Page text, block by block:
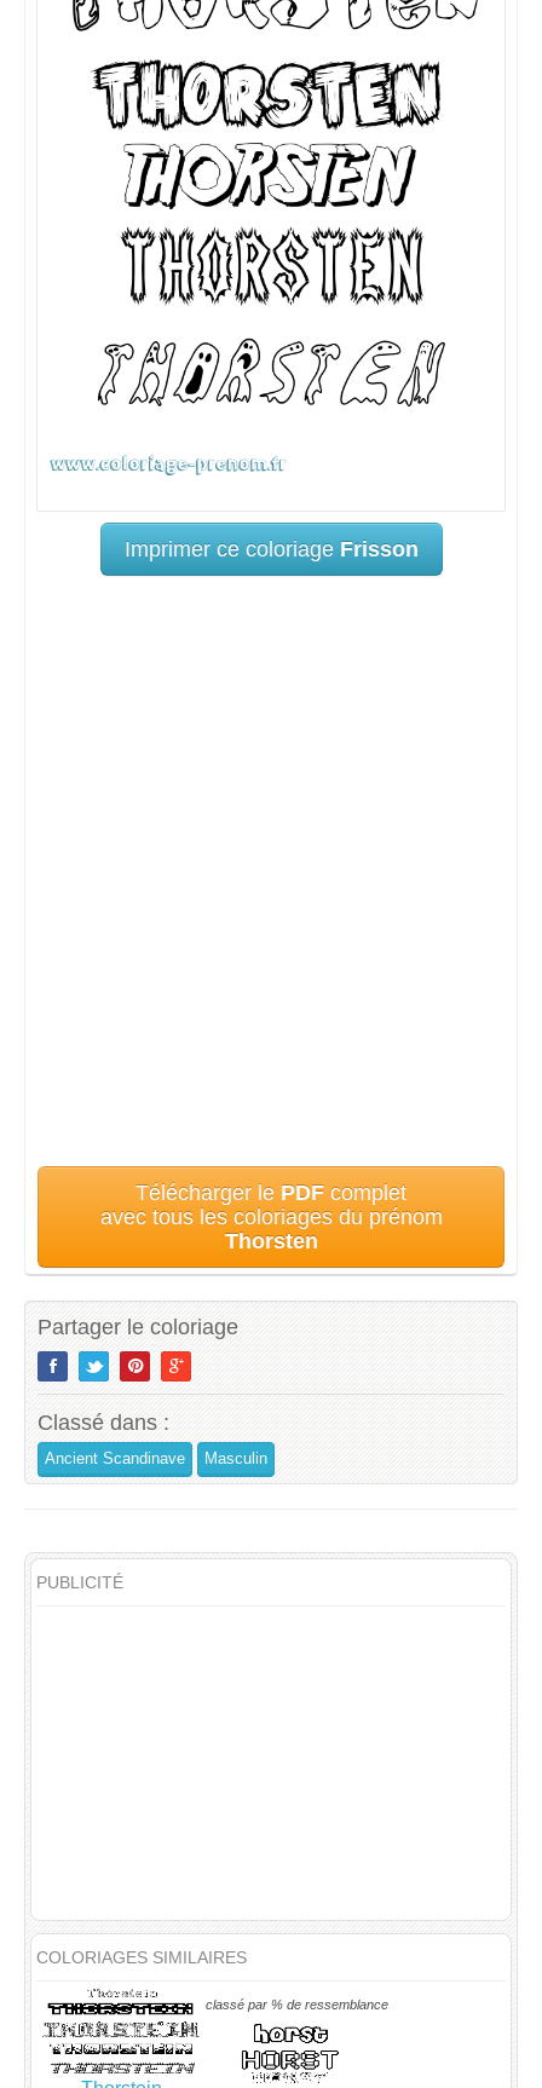
Imprimer ce coloriage Frisson
Télécharger le PDF complet
avec tous les coloriages du prénom
Thorsten
Partager le coloriage
Classé dans :
Ancient Scandinave Masculin
PUBLICITÉ
COLORIAGES SIMILAIRES
classé par % de ressemblance